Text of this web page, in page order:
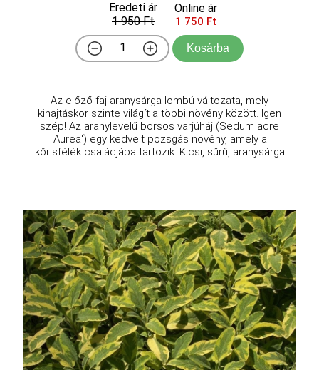
Eredeti ár
1 950 Ft
Online ár
1 750 Ft
Kosárba
Az előző faj aranysárga lombú változata, mely
kihajtáskor szinte világít a többi növény között. Igen
szép! Az aranylevelű borsos varjúháj (Sedum acre
'Aurea') egy kedvelt pozsgás növény, amely a
kőrisfélék családjába tartozik. Kicsi, sűrű, aranysárga
...